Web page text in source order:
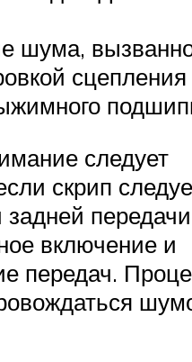
шума,
следует
скрип
включение и
передач.